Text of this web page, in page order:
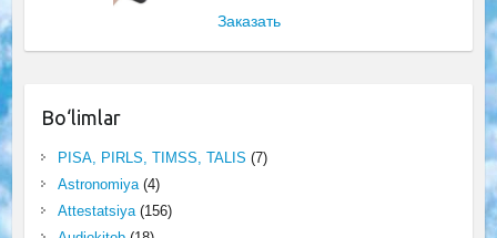
Заказать
Bo‘limlar
PISA, PIRLS, TIMSS, TALIS (7)
Astronomiya(4)
Attestatsiya(156)